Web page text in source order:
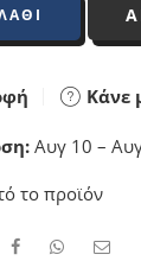
Κάνε
Αυγ 10 –
το προϊόν